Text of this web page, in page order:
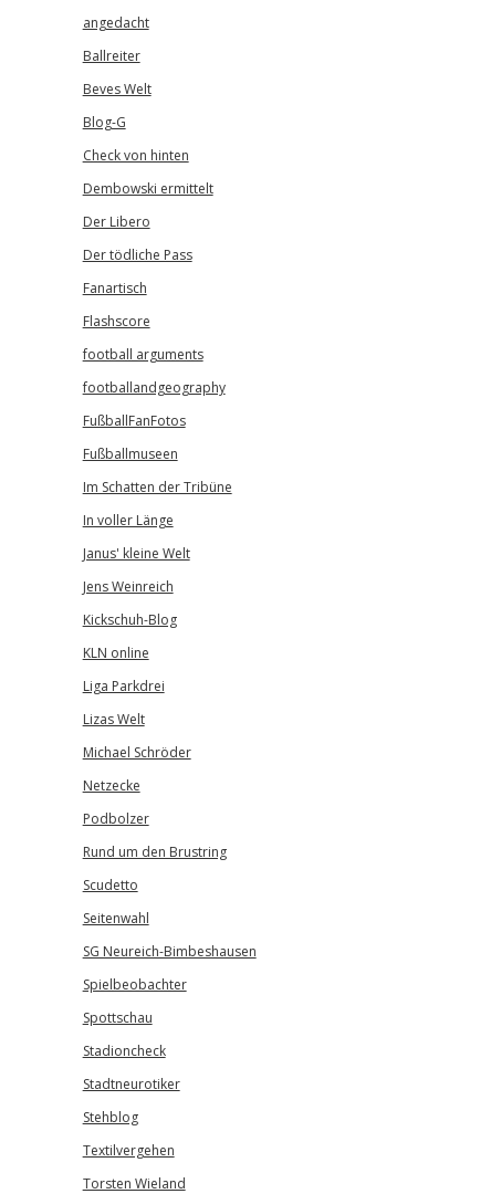
angedacht
Ballreiter
Beves Welt
Blog-G
Check von hinten
Dembowski ermittelt
Der Libero
Der tödliche Pass
Fanartisch
Flashscore
football arguments
footballandgeography
FußballFanFotos
Fußballmuseen
Im Schatten der Tribüne
In voller Länge
Janus' kleine Welt
Jens Weinreich
Kickschuh-Blog
KLN online
Liga Parkdrei
Lizas Welt
Michael Schröder
Netzecke
Podbolzer
Rund um den Brustring
Scudetto
Seitenwahl
SG Neureich-Bimbeshausen
Spielbeobachter
Spottschau
Stadioncheck
Stadtneurotiker
Stehblog
Textilvergehen
Torsten Wieland